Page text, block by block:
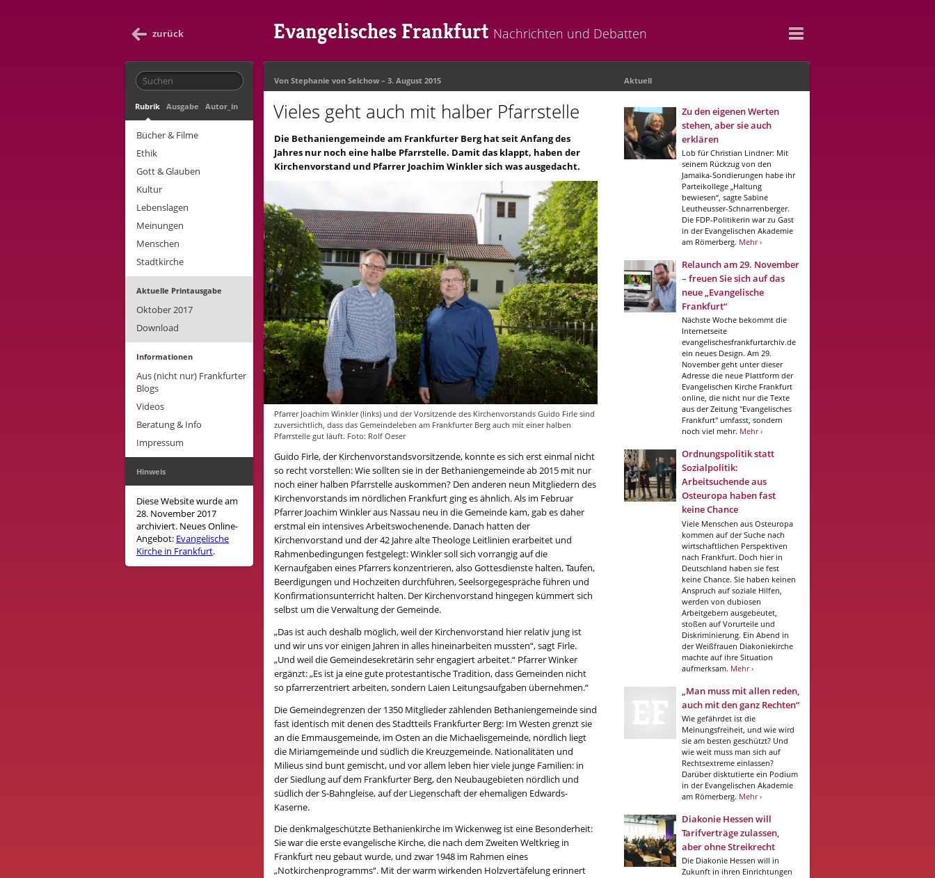
Evangelisches Frankfurt Nachrichten und Debatten
zurück
Rubrik Ausgabe Autor_in
Bücher & Filme
Ethik
Gott & Glauben
Kultur
Lebenslagen
Meinungen
Menschen
Stadtkirche
Aktuelle Printausgabe
Oktober 2017
Download
Informationen
Aus (nicht nur) Frankfurter
Blogs
Videos
Beratung & Info
Impressum
Hinweis
Diese Website wurde am
28. November 2017
archiviert. Neues Online-
Angebot: Evangelische
Kirche in Frankfurt.
Aktuell
Zu den eigenen Werten
stehen, aber sie auch
erklären
Lob für Christian Lindner: Mit
seinem Rückzug von den
Jamaika-Sondierungen habe ihr
Parteikollege „Haltung
bewiesen“, sagte Sabine
Leutheusser-Schnarrenberger.
Die FDP-Politikerin war zu Gast
in der Evangelischen Akademie
am Römerberg. Mehr ›
Relaunch am 29. November
– freuen Sie sich auf das
neue „Evangelische
Frankfurt“
Nächste Woche bekommt die
Internetseite
evangelischesfrankfurtarchiv.de
ein neues Design. Am 29.
November geht unter dieser
Adresse die neue Plattform der
Evangelischen Kirche Frankfurt
online, die nicht nur die Texte
aus der Zeitung "Evangelisches
Frankfurt" umfasst, sondern
noch viel mehr. Mehr ›
Ordnungspolitik statt
Sozialpolitik:
Arbeitsuchende aus
Osteuropa haben fast
keine Chance
Viele Menschen aus Osteuropa
kommen auf der Suche nach
wirtschaftlichen Perspektiven
nach Frankfurt. Doch hier in
Deutschland haben sie fest
keine Chance. Sie haben keinen
Anspruch auf soziale Hilfen,
werden von dubiosen
Arbeitgebern ausgebeutet,
stoßen auf Vorurteile und
Diskriminierung. Ein Abend in
der Weißfrauen Diakoniekirche
machte auf ihre Situation
aufmerksam. Mehr ›
„Man muss mit allen reden,
auch mit den ganz Rechten“
Wie gefährdet ist die
Meinungsfreiheit, und wie wird
sie am besten geschützt? Und
wie weit muss man sich auf
Rechtsextreme einlassen?
Darüber disktutierte ein Podium
in der Evangelischen Akademie
am Römerberg. Mehr ›
Diakonie Hessen will
Tarifverträge zulassen,
aber ohne Streikrecht
Die Diakonie Hessen will in
Zukunft in ihren Einrichtungen
Von Stephanie von Selchow – 3. August 2015
Vieles geht auch mit halber Pfarrstelle
Die Bethaniengemeinde am Frankfurter Berg hat seit Anfang des
Jahres nur noch eine halbe Pfarrstelle. Damit das klappt, haben der
Kirchenvorstand und Pfarrer Joachim Winkler sich was ausgedacht.
Pfarrer Joachim Winkler (links) und der Vorsitzende des Kirchenvorstands Guido Firle sind
zuversichtlich, dass das Gemeindeleben am Frankfurter Berg auch mit einer halben
Pfarrstelle gut läuft. Foto: Rolf Oeser
Guido Firle, der Kirchenvorstandsvorsitzende, konnte es sich erst einmal nicht
so recht vorstellen: Wie sollten sie in der Bethaniengemeinde ab 2015 mit nur
noch einer halben Pfarrstelle auskommen? Den anderen neun Mitgliedern des
Kirchenvorstands im nördlichen Frankfurt ging es ähnlich. Als im Februar
Pfarrer Joachim Winkler aus Nassau neu in die Gemeinde kam, gab es daher
erstmal ein intensives Arbeitswochenende. Danach hatten der
Kirchenvorstand und der 42 Jahre alte Theologe Leitlinien erarbeitet und
Rahmenbedingungen festgelegt: Winkler soll sich vorrangig auf die
Kernaufgaben eines Pfarrers konzentrieren, also Gottesdienste halten, Taufen,
Beerdigungen und Hochzeiten durchführen, Seelsorgegespräche führen und
Konfirmationsunterricht halten. Der Kirchenvorstand hingegen kümmert sich
selbst um die Verwaltung der Gemeinde.
„Das ist auch deshalb möglich, weil der Kirchenvorstand hier relativ jung ist
und wir uns vor einigen Jahren in alles hineinarbeiten mussten“, sagt Firle.
„Und weil die Gemeindesekretärin sehr engagiert arbeitet.“ Pfarrer Winker
ergänzt: „Es ist ja eine gute protestantische Tradition, dass Gemeinden nicht
so pfarrerzentriert arbeiten, sondern Laien Leitungsaufgaben übernehmen.“
Die Gemeindegrenzen der 1350 Mitglieder zählenden Bethaniengemeinde sind
fast identisch mit denen des Stadtteils Frankfurter Berg: Im Westen grenzt sie
an die Emmausgemeinde, im Osten an die Michaelisgemeinde, nördlich liegt
die Miriamgemeinde und südlich die Kreuzgemeinde. Nationalitäten und
Milieus sind bunt gemischt, und vor allem leben hier viele junge Familien: in
der Siedlung auf dem Frankfurter Berg, den Neubaugebieten nördlich und
südlich der S-Bahngleise, auf der Liegenschaft der ehemaligen Edwards-
Kaserne.
Die denkmalgeschützte Bethanienkirche im Wickenweg ist eine Besonderheit:
Sie war die erste evangelische Kirche, die nach dem Zweiten Weltkrieg in
Frankfurt neu gebaut wurde, und zwar 1948 im Rahmen eines
„Notkirchenprogramms“. Mit der warm wirkenden Holzvertäfelung erinnert